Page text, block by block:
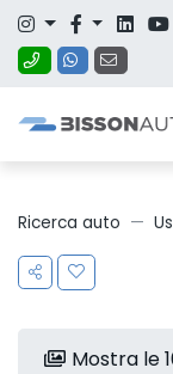
Ricerca auto
Mostra le